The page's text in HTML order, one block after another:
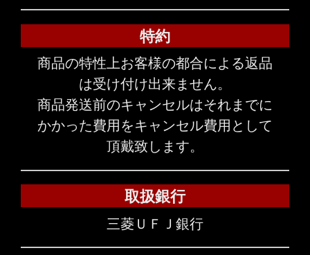
特約
商品の特性上お客様の都合による返品
は受け付け出来ません。
商品発送前のキャンセルはそれまでに
かかった費用をキャンセル費用として
頂戴致します。
取扱銀行
三菱ＵＦＪ銀行